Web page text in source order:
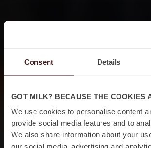
Consent Details
GOT MILK? BECAUSE THE COOKIES
We use cookies to personalise content
provide social media features and to
We also share information about your
our social media, advertising and